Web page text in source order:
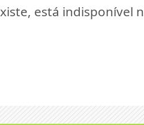
está indisponível